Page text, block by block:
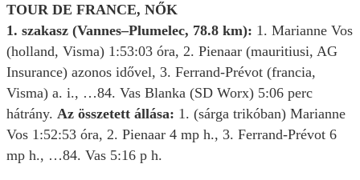
TOUR DE FRANCE, NŐK
1. szakasz (Vannes–Plumelec, 78.8 km): 1. Marianne Vos
(holland, Visma) 1:53:03 óra, 2. Pienaar (mauritiusi, AG
Insurance) azonos idővel, 3. Ferrand-Prévot (francia,
Visma) a. i., …84. Vas Blanka (SD Worx) 5:06 perc
hátrány. Az összetett állása: 1. (sárga trikóban) Marianne
Vos 1:52:53 óra, 2. Pienaar 4 mp h., 3. Ferrand-Prévot 6
mp h., …84. Vas 5:16 p h.